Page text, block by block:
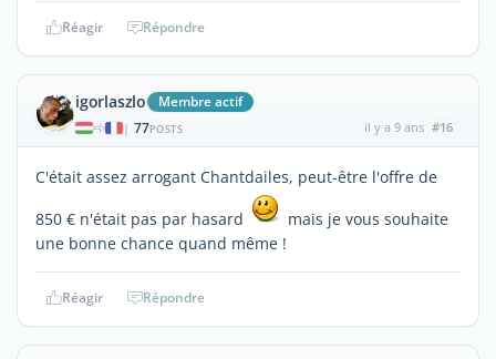
Réagir Répondre
igorlaszlo Membre actif
| 77POSTS il y a 9 ans #16
C'était assez arrogant Chantdailes, peut-être l'offre de
850 € n'était pas par hasard
mais je vous souhaite
une bonne chance quand même !
Réagir Répondre